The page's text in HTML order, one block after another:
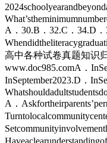
A．30.B．32.C．34.D．
高中各种试卷真题知识
www.doc985.comA．
InSeptember2023.D．
A．